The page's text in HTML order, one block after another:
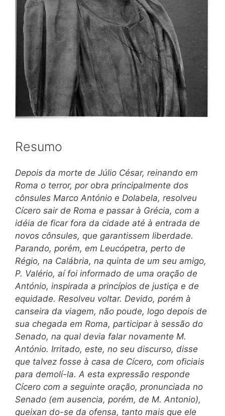
Resumo
Depois da morte de Júlio César, reinando em
Roma o terror, por obra principalmente dos
cônsules Marco António e Dolabela, resolveu
Cícero sair de Roma e passar à Grécia, com a
idéia de ficar fora da cidade até à entrada de
novos cônsules, que garantissem liberdade.
Parando, porém, em Leucópetra, perto de
Régio, na Calábria, na quinta de um seu amigo,
P. Valério, aí foi informado de uma oração de
António, inspirada a princípios de justiça e de
equidade. Resolveu voltar. Devido, porém à
canseira da viagem, não poude, logo depois de
sua chegada em Roma, participar à sessão do
Senado, na qual devia falar novamente M.
António. Irritado, este, no seu discurso, disse
que talvez fosse à casa de Cícero, com oficiais
para demolí-la. A esta expressão responde
Cícero com a seguinte oração, pronunciada no
Senado (em ausencia, porém, de M. Antonio),
queixan do-se da ofensa, tanto mais que ele